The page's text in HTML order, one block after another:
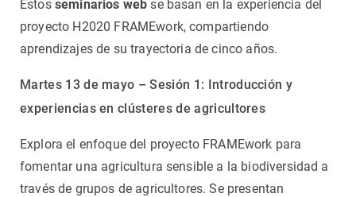
Estos seminarios web se basan en la experiencia del
proyecto H2020 FRAMEwork, compartiendo
aprendizajes de su trayectoria de cinco años.
Martes 13 de mayo – Sesión 1: Introducción y
experiencias en clústeres de agricultores
Explora el enfoque del proyecto FRAMEwork para
fomentar una agricultura sensible a la biodiversidad a
través de grupos de agricultores. Se presentan